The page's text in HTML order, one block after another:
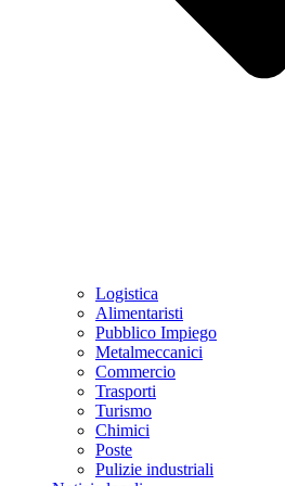
Logistica
Alimentaristi
Pubblico Impiego
Metalmeccanici
Commercio
Trasporti
Turismo
Chimici
Poste
Pulizie industriali